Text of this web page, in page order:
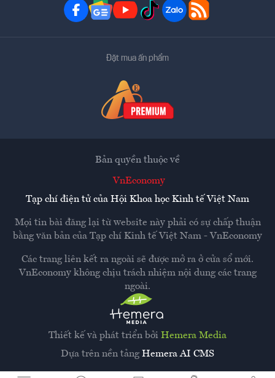
Đặt mua ấn phẩm
Thiết kế và phát triển bởi Hemera Media
Dựa trên nền tảng Hemera AI CMS
Bản quyền thuộc về
VnEconomy
Tạp chí điện tử của Hội Khoa học Kinh tế Việt Nam
Mọi tin bài đăng lại từ website này phải có sự chấp thuận
bằng văn bản của Tạp chí Kinh tế Việt Nam - VnEconomy
Các trang liên kết ra ngoài sẽ được mở ra ở cửa sổ mới.
VnEconomy không chịu trách nhiệm nội dung các trang
ngoài.